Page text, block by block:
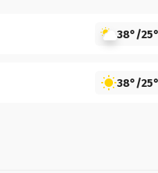
38°/25°
38°/25°